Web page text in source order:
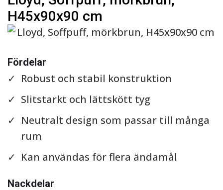
H45x90x90 cm
Fördelar
Robust och stabil konstruktion
Slitstarkt och lättskött tyg
Neutralt design som passar till många
rum
Kan användas för flera ändamål
Nackdelar